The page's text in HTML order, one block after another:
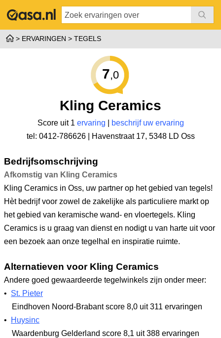
ERVARINGEN TEGELS
7,0
Kling Ceramics
Score uit 1 ervaring
beschrijf uw ervaring
tel: 0412-786626 |
Havenstraat 17, 5348 LD Oss
Bedrijfsomschrijving
Afkomstig van Kling Ceramics
Kling Ceramics in Oss, uw partner op het gebied van tegels!
Hèt bedrijf voor zowel de zakelijke als particuliere markt op
het gebied van keramische wand- en vloertegels. Kling
Ceramics is u graag van dienst en nodigt u van harte uit voor
een bezoek aan onze tegelhal en inspiratie ruimte.
Alternatieven voor Kling Ceramics
Andere goed gewaardeerde tegelwinkels zijn onder meer:
• St. Pieter
Eindhoven Noord-Brabantscore 8,0 uit 311 ervaringen
•
Huysinc
Waardenburg Gelderland score 8,1 uit 388 ervaringen